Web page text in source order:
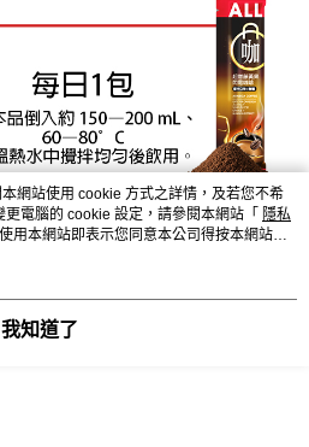
網站使用 cookie 方式之詳情，及若您不希
電腦的 cookie 設定，請參閱本網站「 隱私
用本網站即表示您同意本公司得按本網站使
我知道了